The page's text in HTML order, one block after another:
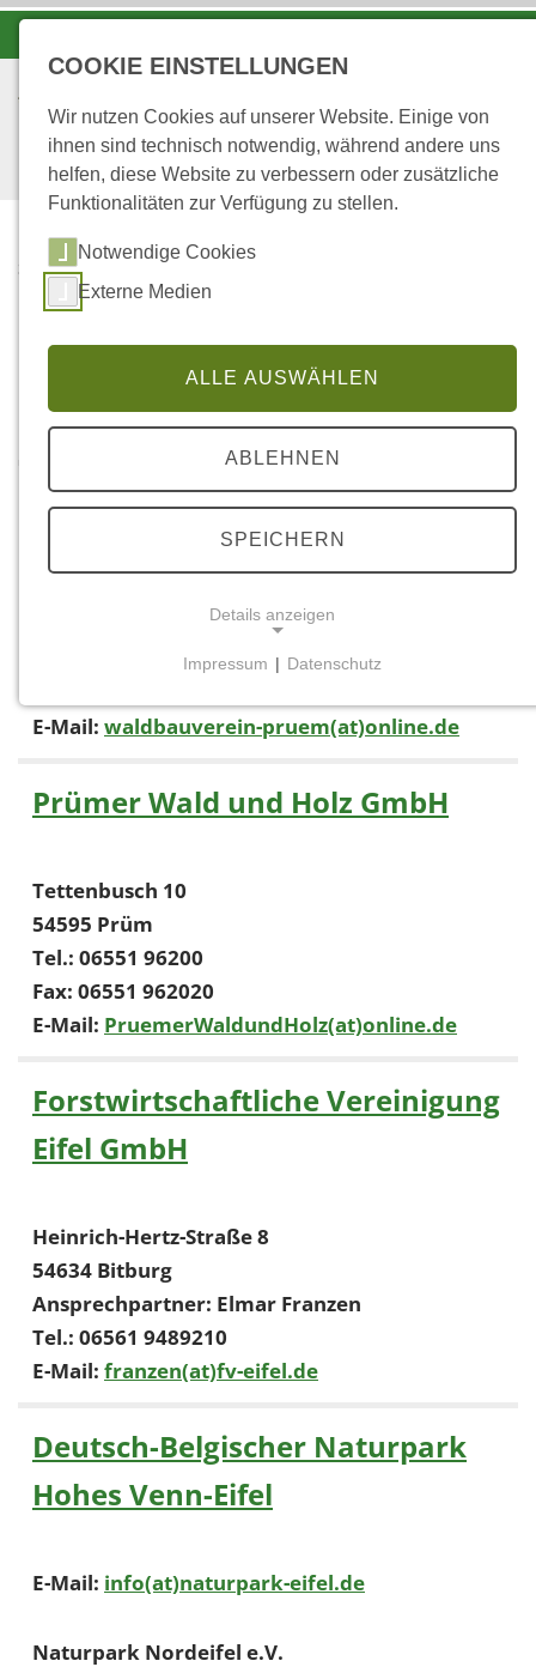
STARTSEITE
...
UNSERE PARTNER
Unsere Partner
Waldbauverein Prüm e.V.
Tel.: 06551 96200
E-Mail: waldbauverein-pruem(at)online.de
Prümer Wald und Holz GmbH
Tettenbusch 10
54595 Prüm
Tel.: 06551 96200
Fax: 06551 962020
E-Mail: PruemerWaldundHolz(at)online.de
Forstwirtschaftliche Vereinigung
Eifel GmbH
Heinrich-Hertz-Straße 8
54634 Bitburg
Ansprechpartner: Elmar Franzen
Tel.: 06561 9489210
E-Mail: franzen(at)fv-eifel.de
Deutsch-Belgischer Naturpark
Hohes Venn-Eifel
E-Mail: info(at)naturpark-eifel.de
Naturpark Nordeifel e.V.
COOKIE EINSTELLUNGEN
Wir nutzen Cookies auf unserer Website. Einige von
ihnen sind technisch notwendig, während andere uns
helfen, diese Website zu verbessern oder zusätzliche
Funktionalitäten zur Verfügung zu stellen.
Notwendige Cookies
Externe Medien
ALLE AUSWÄHLEN
ABLEHNEN
SPEICHERN
Details anzeigen
Notwendige Cookies ermöglichen grundlegende
Name:
Zweck:
Einverständnis-Optionen des Benutzers
Plattformen anzeigen zu können, werden von
diesen externen Medien Cookies gesetzt.
YouTube
Impressum | Datenschutz